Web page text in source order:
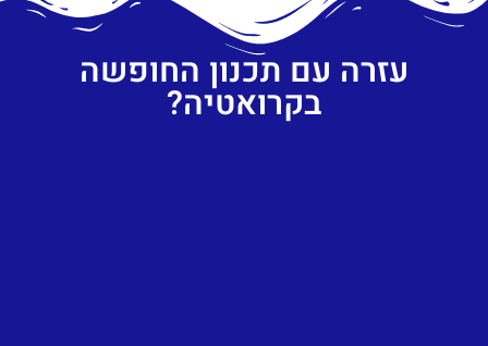
עזרה עם תכנון החופשה
בקרואטיה?